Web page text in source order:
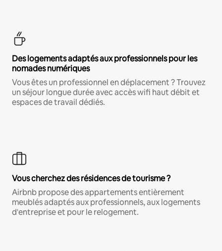
Des logements adaptés aux professionnels pour les
nomades numériques
Vous êtes un professionnel en déplacement ? Trouvez
un séjour longue durée avec accès wifi haut débit et
espaces de travail dédiés.
Vous cherchez des résidences de tourisme ?
Airbnb propose des appartements entièrement
meublés adaptés aux professionnels, aux logements
d'entreprise et pour le relogement.